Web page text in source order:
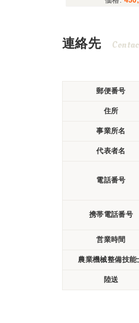
連絡先
郵便番号
住所
事業所名
代表者名
電話番号
携帯電話番号
営業時間
農業機械整備技能
陸送